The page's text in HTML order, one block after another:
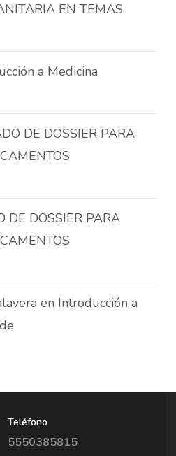
EN TEMAS
a Medicina
DE DOSSIER PARA
DE DOSSIER PARA
en Introducción a
Teléfono
5550385815